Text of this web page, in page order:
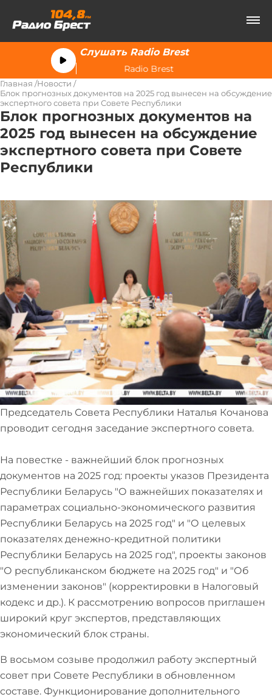
Слушать Radio Brest
Radio Brest
Главная Новости
Блок прогнозных документов на 2025 год вынесен на обсуждение
экспертного совета при Совете Республики
Блок прогнозных документов на
2025 год вынесен на обсуждение
экспертного совета при Совете
Республики
Председатель Совета Республики Наталья Кочанова
проводит сегодня заседание экспертного совета.
На повестке - важнейший блок прогнозных
документов на 2025 год: проекты указов Президента
Республики Беларусь "О важнейших показателях и
параметрах социально-экономического развития
Республики Беларусь на 2025 год" и "О целевых
показателях денежно-кредитной политики
Республики Беларусь на 2025 год", проекты законов
"О республиканском бюджете на 2025 год" и "Об
изменении законов" (корректировки в Налоговый
кодекс и др.). К рассмотрению вопросов приглашен
широкий круг экспертов, представляющих
экономический блок страны.
В восьмом созыве продолжил работу экспертный
совет при Совете Республики в обновленном
составе. Функционирование дополнительного